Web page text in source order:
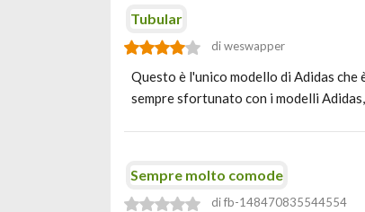
Tubular
di weswapper
Questo è l'unico modello di Adidas
sempre sfortunato con i modelli
Sempre molto comode
di fb-148470835544554